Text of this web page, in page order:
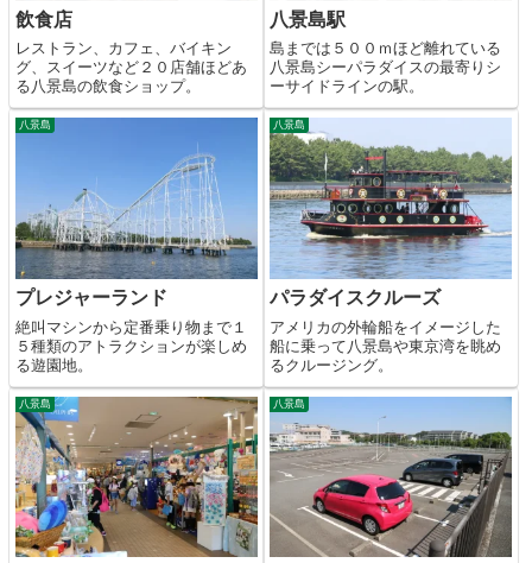
飲食店
レストラン、カフェ、バイキン
グ、スイーツなど２０店舗ほどあ
る八景島の飲食ショップ。
八景島駅
島までは５００ｍほど離れている
八景島シーパラダイスの最寄りシ
ーサイドラインの駅。
八景島
プレジャーランド
絶叫マシンから定番乗り物まで１
５種類のアトラクションが楽しめ
る遊園地。
八景島
パラダイスクルーズ
アメリカの外輪船をイメージした
船に乗って八景島や東京湾を眺め
るクルージング。
八景島 八景島